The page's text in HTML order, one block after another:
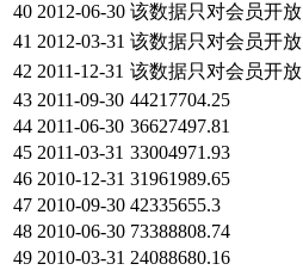
40 2012-06-30 该数据只对会员开放
41 2012-03-31 该数据只对会员开放
42 2011-12-31 该数据只对会员开放
43 2011-09-30 44217704.25
44 2011-06-30 36627497.81
45 2011-03-31 33004971.93
46 2010-12-31 31961989.65
47 2010-09-30 42335655.3
48 2010-06-30 73388808.74
49 2010-03-31 24088680.16